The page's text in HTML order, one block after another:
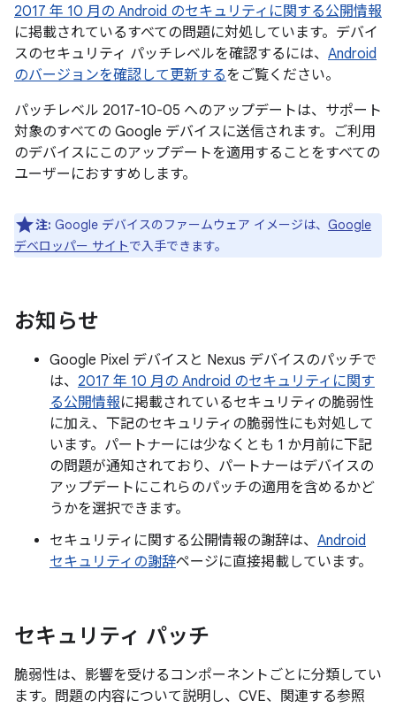
2017 年 10 月の Android のセキュリティに関する公開情報
に掲載されているすべての問題に対処しています。デバイ
スのセキュリティ パッチレベルを確認するには、 Android
のバージョンを確認して更新するをご覧ください。
パッチレベル 2017-10-05 へのアップデートは、サポート
対象のすべての Google デバイスに送信されます。ご利用
のデバイスにこのアップデートを適用することをすべての
ユーザーにおすすめします。
注: Google デバイスのファームウェア イメージは、 Google
デベロッパー サイトで入手できます。
お知らせ
Google Pixel デバイスと Nexus デバイスのパッチで
は、 2017 年 10 月の Android のセキュリティに関す
る公開情報に掲載されているセキュリティの脆弱性
に加え、下記のセキュリティの脆弱性にも対処して
います。パートナーには少なくとも 1 か月前に下記
の問題が通知されており、パートナーはデバイスの
アップデートにこれらのパッチの適用を含めるかど
うかを選択できます。
セキュリティに関する公開情報の謝辞は、 Android
セキュリティの謝辞ページに直接掲載しています。
セキュリティ パッチ
脆弱性は、影響を受けるコンポーネントごとに分類してい
ます。問題の内容について説明し、CVE、関連する参照